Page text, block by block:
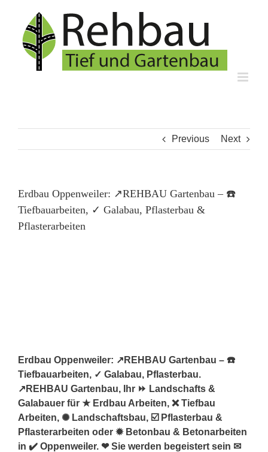
content
Previous Next
Erdbau Oppenweiler: ↗️REHBAU Gartenbau – ☎️
Tiefbauarbeiten, ✓ Galabau, Pflasterbau &
Pflasterarbeiten
Erdbau Oppenweiler: ↗️REHBAU Gartenbau – ☎️
Tiefbauarbeiten, ✓ Galabau, Pflasterbau.
↗️REHBAU Gartenbau, Ihr ⏩ Landschafts &
Galabauer für ★ Erdbau Arbeiten, ❌ Tiefbau
Arbeiten, ✺ Landschaftsbau, ☑️ Pflasterbau &
Pflasterarbeiten oder ✹ Betonbau & Betonarbeiten
in ✔️ Oppenweiler. ❤ Sie werden begeistert sein ✉